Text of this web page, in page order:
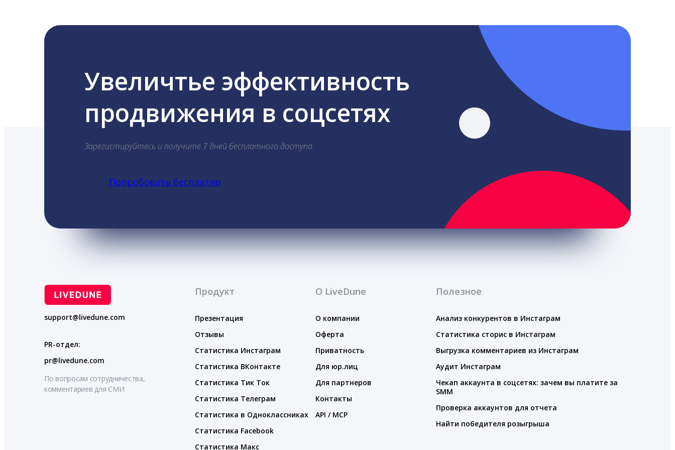
Увеличтье эффективность
продвижения в соцсетях
Зарегистируйтесь и получите 7 дней бесплатного доступа.
Попробовать бесплатно
support@livedune.com
PR-отдел:
pr@livedune.com
По вопросам сотрудничества,
комментариев для СМИ
Продукт
Презентация
Отзывы
Статистика Инстаграм
Статистика ВКонтакте
Статистика Тик Ток
Статистика Телеграм
Статистика в Одноклассниках
Статистика Facebook
Статистика Макс
О LiveDune
О компании
Оферта
Приватность
Для юр.лиц
Для партнеров
Контакты
API / MCP
Полезное
Анализ конкурентов в Инстаграм
Статистика сторис в Инстаграм
Выгрузка комментариев из Инстаграм
Аудит Инстаграм
Чекап аккаунта в соцсетях: зачем вы платите за
SMM
Проверка аккаунтов для отчета
Найти победителя розыгрыша